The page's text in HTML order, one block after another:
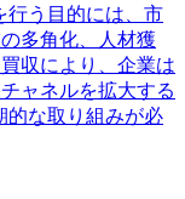
行う目的には、市
多角化、人材獲
収により、企業は
ャネルを拡大する
的な取り組みが必